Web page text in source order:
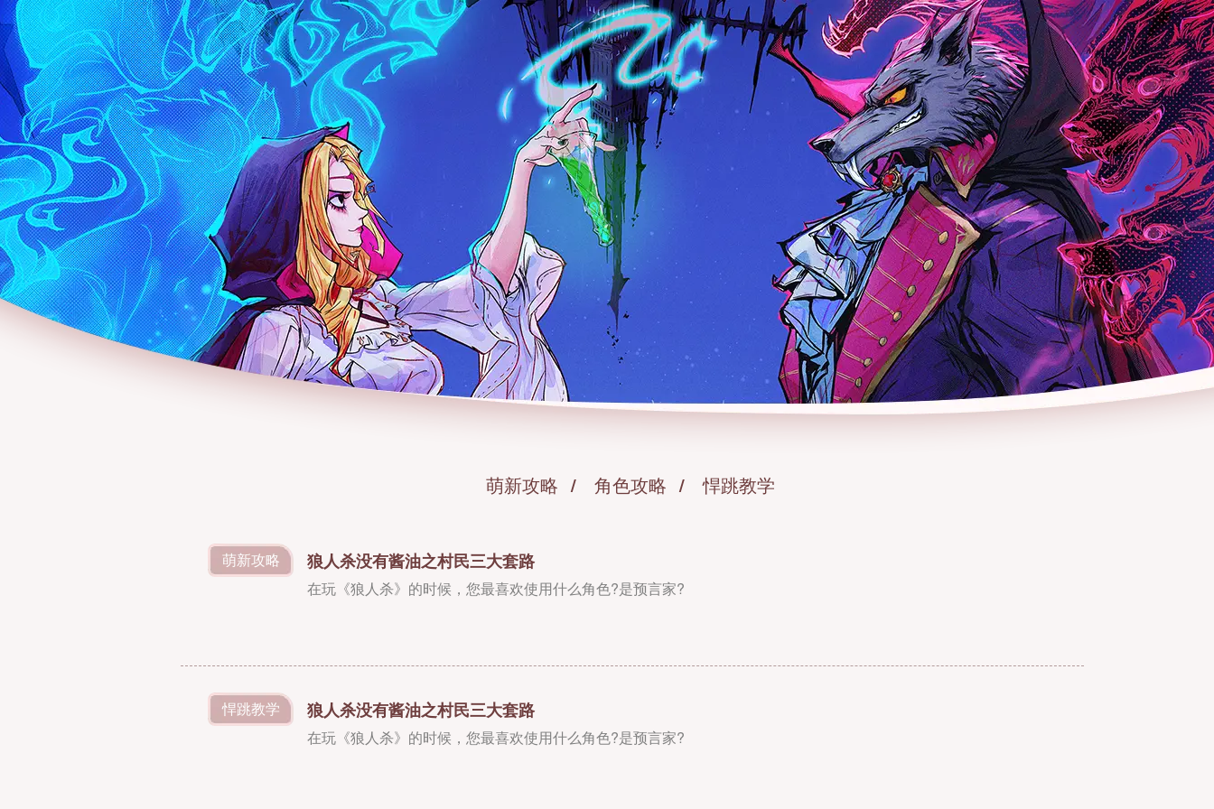
萌新攻略 角色攻略 悍跳教学
萌新攻略 狼人杀没有酱油之村民三大套路
在玩《狼人杀》的时候，您最喜欢使用什么角色?是预言家?
悍跳教学 狼人杀没有酱油之村民三大套路
在玩《狼人杀》的时候，您最喜欢使用什么角色?是预言家?